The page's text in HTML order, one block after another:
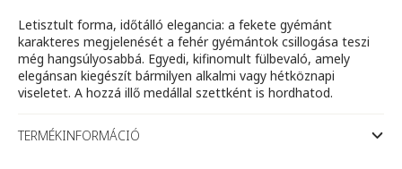
fehér
gyémántokkal
mennyiség
Letisztult forma, időtálló elegancia: a fekete gyémánt
karakteres megjelenését a fehér gyémántok csillogása teszi
még hangsúlyosabbá. Egyedi, kifinomult fülbevaló, amely
elegánsan kiegészít bármilyen alkalmi vagy hétköznapi
viseletet. A hozzá illő medállal szettként is hordhatod.
TERMÉKINFORMÁCIÓ